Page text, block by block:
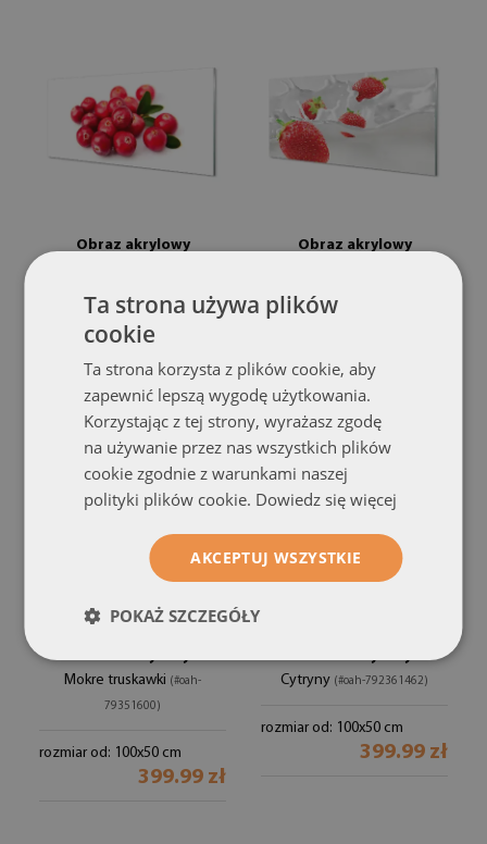
Obraz akrylowy
rozmiar od: 100x50 cm
399.99 zł
Obraz akrylowy
399.99 zł
Obraz akrylowy
Mokre truskawki (#oah-
79351600)
rozmiar od: 100x50 cm
399.99 zł
Obraz akrylowy
Cytryny (#oah-792361462)
rozmiar od: 100x50 cm
399.99 zł
Ta strona używa plików
cookie
Ta strona korzysta z plików cookie, aby
zapewnić lepszą wygodę użytkowania.
Korzystając z tej strony, wyrażasz zgodę
na używanie przez nas wszystkich plików
cookie zgodnie z warunkami naszej
polityki plików cookie. Dowiedz się więcej
AKCEPTUJ WSZYSTKIE
POKAŻ SZCZEGÓŁY